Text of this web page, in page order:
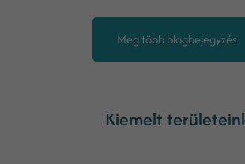
Még több blogbejegyzés
Kiemelt